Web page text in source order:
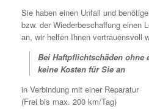
Sie haben einen Unfall und
bzw. der Wiederbeschaffung einen
an, wir helfen Ihnen vertrauensvoll
Bei Haftpflichtschäden ohne
keine Kosten für Sie an
in Verbindung mit einer Reparatur
(Frei bis max. 200 km/Tag)